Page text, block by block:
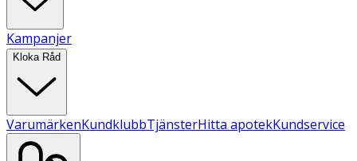
Kampanjer
Kloka Råd
VarumärkenKundklubbTjänsterHitta apotekKundservice